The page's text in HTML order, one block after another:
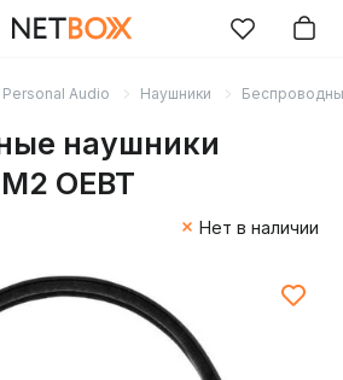
Audio Наушники
наушники
OEBT
Нет в наличии